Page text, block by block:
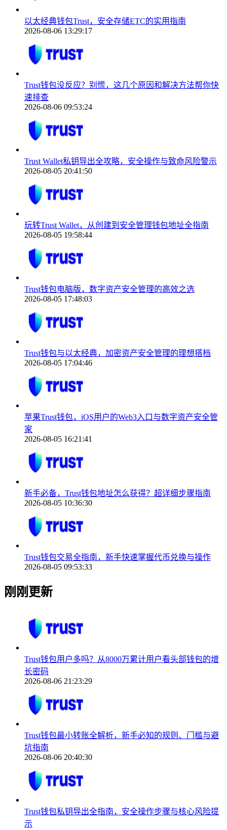
以太经典钱包Trust，安全存储ETC的实用指南
2026-08-06 13:29:17
Trust钱包没反应？别慌，这几个原因和解决方法帮你快
速排查
2026-08-06 09:53:24
Trust Wallet私钥导出全攻略，安全操作与致命风险警示
2026-08-05 20:41:50
玩转Trust Wallet，从创建到安全管理钱包地址全指南
2026-08-05 19:58:44
Trust钱包电脑版，数字资产安全管理的高效之选
2026-08-05 17:48:03
Trust钱包与以太经典，加密资产安全管理的理想搭档
2026-08-05 17:04:46
苹果Trust钱包，iOS用户的Web3入口与数字资产安全管
家
2026-08-05 16:21:41
新手必备，Trust钱包地址怎么获得？超详细步骤指南
2026-08-05 10:36:30
Trust钱包交易全指南，新手快速掌握代币兑换与操作
2026-08-05 09:53:33
刚刚更新
Trust钱包用户多吗？从8000万累计用户看头部钱包的增
长密码
2026-08-06 21:23:29
Trust钱包最小转账全解析，新手必知的规则、门槛与避
坑指南
2026-08-06 20:40:30
Trust钱包私钥导出全指南，安全操作步骤与核心风险提
示